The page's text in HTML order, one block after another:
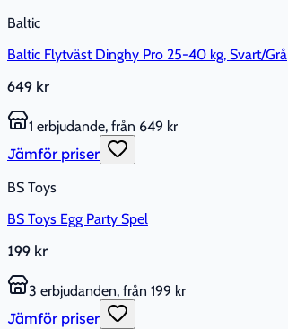
Baltic
Baltic Flytväst Dinghy Pro 25-40 kg, Svart/Grå
649 kr
1 erbjudande, från 649 kr
Jämför priser
BS Toys
BS Toys Egg Party Spel
199 kr
3 erbjudanden, från 199 kr
Jämför priser